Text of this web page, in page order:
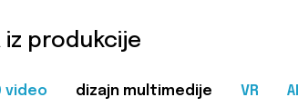
produkcije
video dizajn multimedije VR